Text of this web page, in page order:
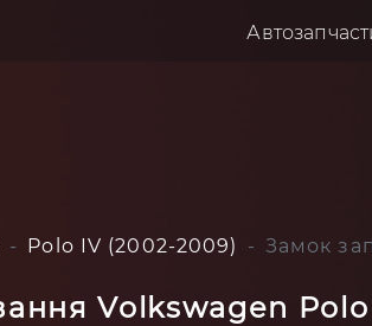
Polo IV (2002-2009) Замок
Volkswagen